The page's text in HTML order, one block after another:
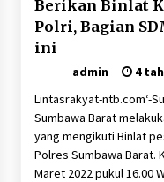
Berikan Binlat
Polri, Bagian
ini
admin
4
Lintasrakyat-ntb.com‘-
Sumbawa Barat
yang mengikuti Binlat
Polres Sumbawa Barat.
Maret 2022 pukul 16.00